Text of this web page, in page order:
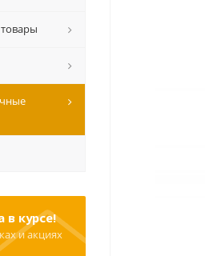
в курсе!
и акциях